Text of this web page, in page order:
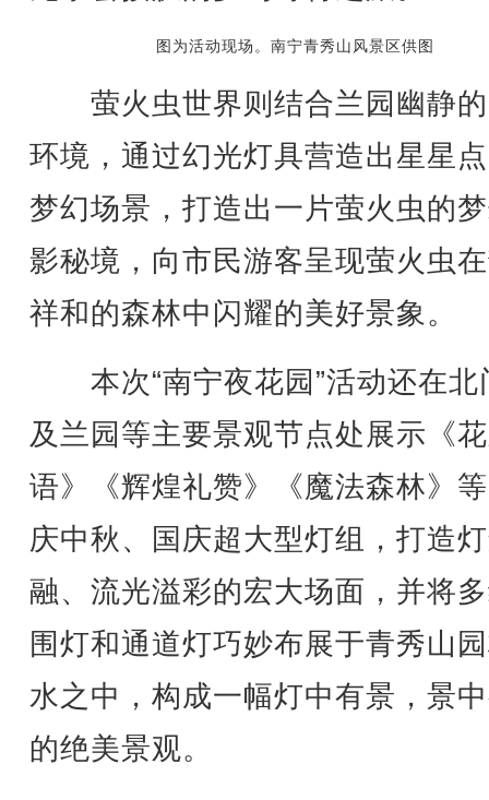
图为活动现场。南宁青秀山风景区供图
萤火虫世界则结合兰园幽静
环境，通过幻光灯具营造出星星
梦幻场景，打造出一片萤火虫的
影秘境，向市民游客呈现萤火虫
祥和的森林中闪耀的美好景象。
本次“南宁夜花园”活动还在北
及兰园等主要景观节点处展示《
语》《辉煌礼赞》《魔法森林》
庆中秋、国庆超大型灯组，打造
融、流光溢彩的宏大场面，并将
围灯和通道灯巧妙布展于青秀山
水之中，构成一幅灯中有景，景
的绝美景观。